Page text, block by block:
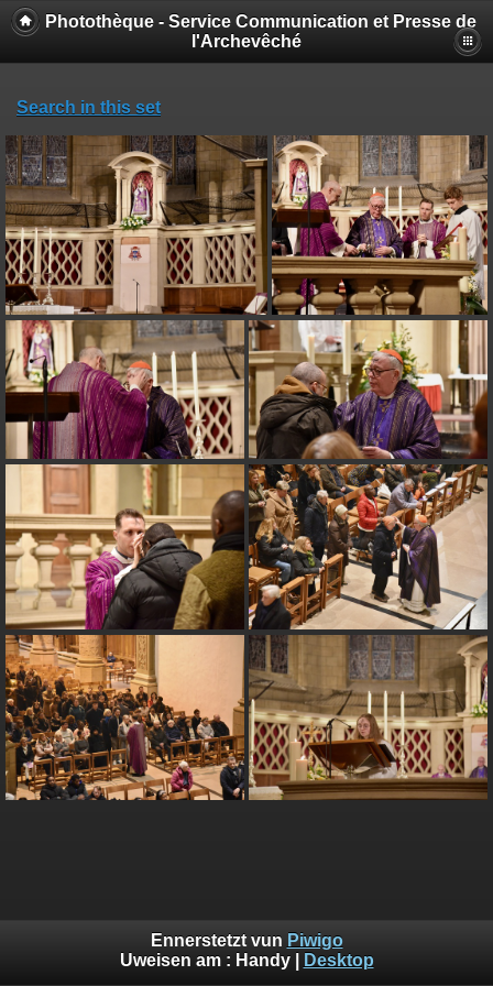
Photothèque - Service Communication et Presse de
l'Archevêché
Search in this set
Ennerstetzt vun Piwigo
Uweisen am : Handy| Desktop